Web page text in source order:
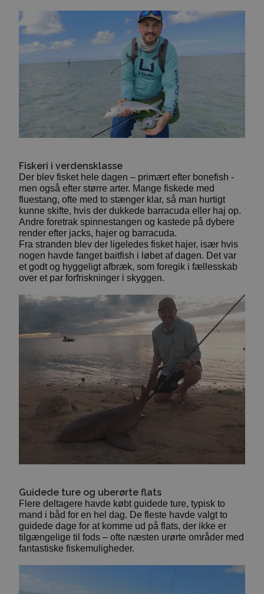
Fiskeri i verdensklasse
Der blev fisket hele dagen – primært efter bonefish -
men også efter større arter. Mange fiskede med
fluestang, ofte med to stænger klar, så man hurtigt
kunne skifte, hvis der dukkede barracuda eller haj op.
Andre foretrak spinnestangen og kastede på dybere
render efter jacks, hajer og barracuda.
Fra stranden blev der ligeledes fisket hajer, især hvis
nogen havde fanget baitfish i løbet af dagen. Det var
et godt og hyggeligt afbræk, som foregik i fællesskab
over et par forfriskninger i skyggen.
Guidede ture og uberørte flats
Flere deltagere havde købt guidede ture, typisk to
mand i båd for en hel dag. De fleste havde valgt to
guidede dage for at komme ud på flats, der ikke er
tilgængelige til fods – ofte næsten urørte områder med
fantastiske fiskemuligheder.